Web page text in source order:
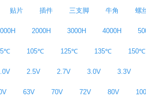
贴片 插件 三支脚 牛角 螺
2000H 3000H 4000H
105℃ 125℃ 135℃ 150℃
2.5V 2.7V 3.0V 3.3V
63V 70V 72V 80V